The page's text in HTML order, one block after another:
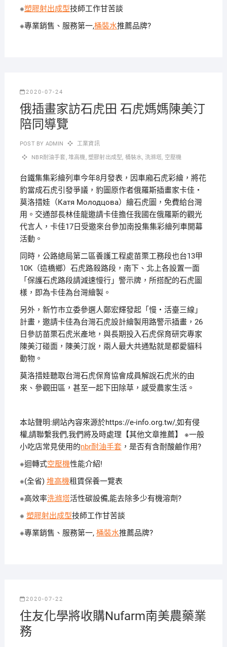
※塑膠射出成型技師工作甘苦談
※專業銷售、服務第一,桶裝水推薦品牌?
2020-07-24
俄插畫家訪石虎田 石虎媽媽陳美汀
陪同導覽
POST BY ADMIN 工業資訊
NBR耐油手套, 堆高機, 塑膠射出成型, 桶裝水, 洗滌塔, 空壓機
台鐵集集彩繪列車今年8月發表，因車廂石虎彩繪，將花
豹當成石虎引發爭議，豹圖原作者俄羅斯插畫家卡佳‧
莫洛措娃（Катя Молодцова）繪石虎圖，免費給台灣
用。 交通部長林佳龍邀請卡佳擔任我國在俄羅斯的觀光
代言人，卡佳17日受邀來台參加南投集集彩繪列車開幕
活動。
同時，公路總局第二區養護工程處苗栗工務段也台13甲
10K（造橋鄉）石虎路殺路段，南下、北上各設置一面
「保護石虎路段請減速慢行」警示牌，所搭配的石虎圖
樣，即為卡佳為台灣繪製。
另外，新竹市立委參選人鄭宏輝發起「慢‧活臺三線」
計畫，邀請卡佳為台灣石虎設計繪製用路警示插畫，26
日參訪苗栗石虎米產地，與長期投入石虎保育研究專家
陳美汀碰面，陳美汀說，兩人最大共通點就是都愛貓科
動物。
莫洛措娃聽取台灣石虎保育協會成員解說石虎米的由
來、參觀田區，甚至一起下田除草，感受農家生活。
本站聲明:網站內容來源於https://e-info.org.tw/,如有侵
權,請聯繫我們,我們將及時處理【其他文章推薦】 ※一般
小吃店常見使用的nbr耐油手套，是否有含耐酸鹼作用?
※迴轉式空壓機性能介紹!
※(全省) 堆高機租賃保養一覽表
※高效率洗滌塔活性碳設備,能去除多少有機溶劑?
※ 塑膠射出成型技師工作甘苦談
※專業銷售、服務第一, 桶裝水推薦品牌?
2020-07-22
住友化學將收購Nufarm南美農藥業
務